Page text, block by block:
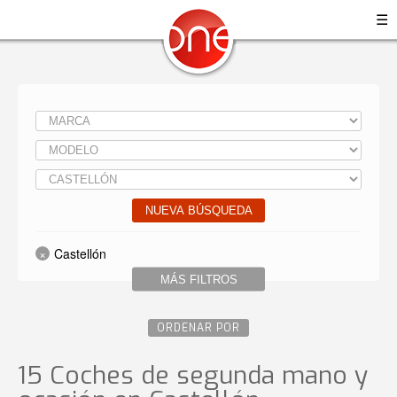
☰
NUEVA BÚSQUEDA
MÁS FILTROS
Castellón
ORDENAR POR
15 Coches de segunda mano y